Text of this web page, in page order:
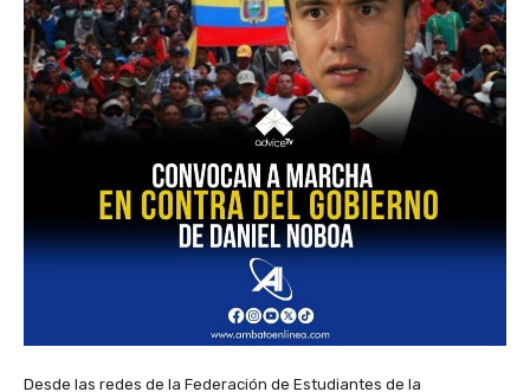
Desde las redes de la Federación de Estudiantes de la